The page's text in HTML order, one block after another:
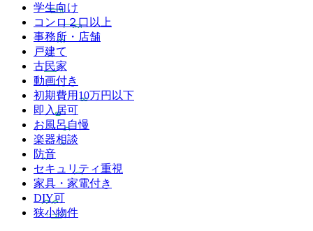
学生向け
コンロ２口以上
事務所・店舗
戸建て
古民家
動画付き
初期費用10万円以下
即入居可
お風呂自慢
楽器相談
防音
セキュリティ重視
家具・家電付き
DIY可
狭小物件